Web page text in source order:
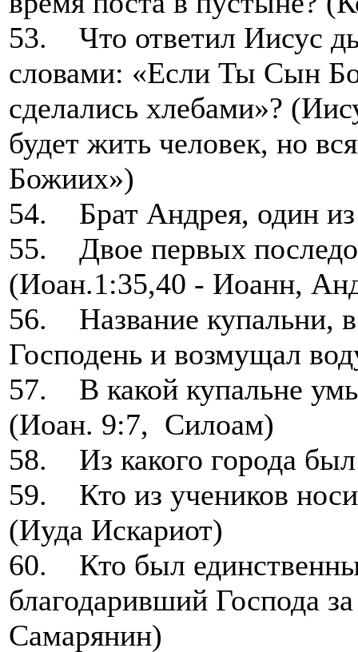
53. Что ответил Иисус
словами: «Если Ты Сын
сделались хлебами»?
будет жить человек, но
Божиих»)
54. Брат Андрея, один из
55. Двое первых
(Иоан.1:35,40 - Иоанн,
56. Название купальни,
Господень и возмущал
57. В какой купальне
(Иоан. 9:7, Силоам)
58. Из какого города
59. Кто из учеников
(Иуда Искариот)
60. Кто был
благодаривший Господа
Самарянин)